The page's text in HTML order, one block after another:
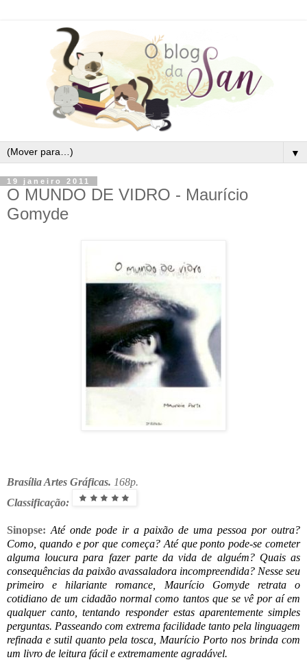
▼
19 janeiro 2011
O MUNDO DE VIDRO - Maurício
Gomyde
Brasília Artes Gráficas. 168p.
Classificação:
Sinopse: Até onde pode ir a paixão de uma pessoa por outra?
Como, quando e por que começa? Até que ponto pode-se cometer
alguma loucura para fazer parte da vida de alguém? Quais as
consequências da paixão avassaladora incompreendida? Nesse seu
primeiro e hilariante romance, Maurício Gomyde retrata o
cotidiano de um cidadão normal como tantos que se vê por aí em
qualquer canto, tentando responder estas aparentemente simples
perguntas. Passeando com extrema facilidade tanto pela linguagem
refinada e sutil quanto pela tosca, Maurício Porto nos brinda com
um livro de leitura fácil e extremamente agradável.